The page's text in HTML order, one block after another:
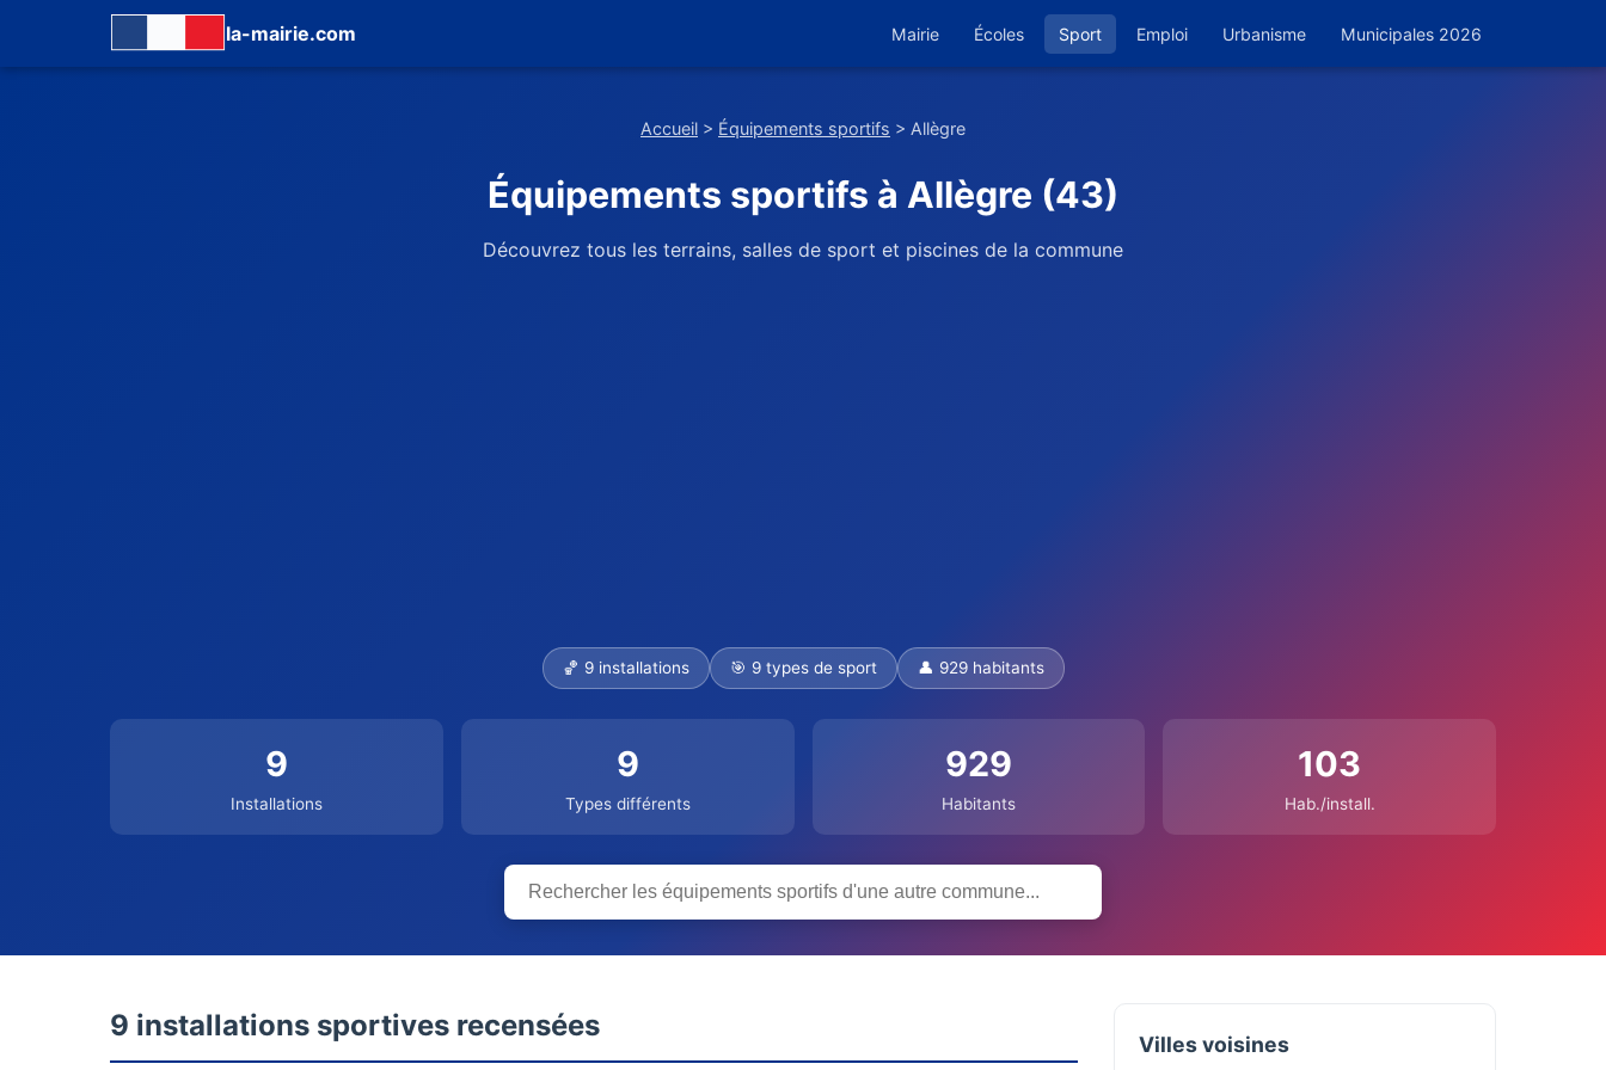
la-mairie.com Mairie Écoles Sport Emploi Urbanisme Municipales 2026
Accueil > Équipements sportifs > Allègre
Équipements sportifs à Allègre (43)
Découvrez tous les terrains, salles de sport et piscines de la commune
🏀 9 installations 🎯 9 types de sport 👤 929 habitants
9
Installations
9
Types différents
929
Habitants
103
Hab./install.
9 installations sportives recensées
Villes voisines